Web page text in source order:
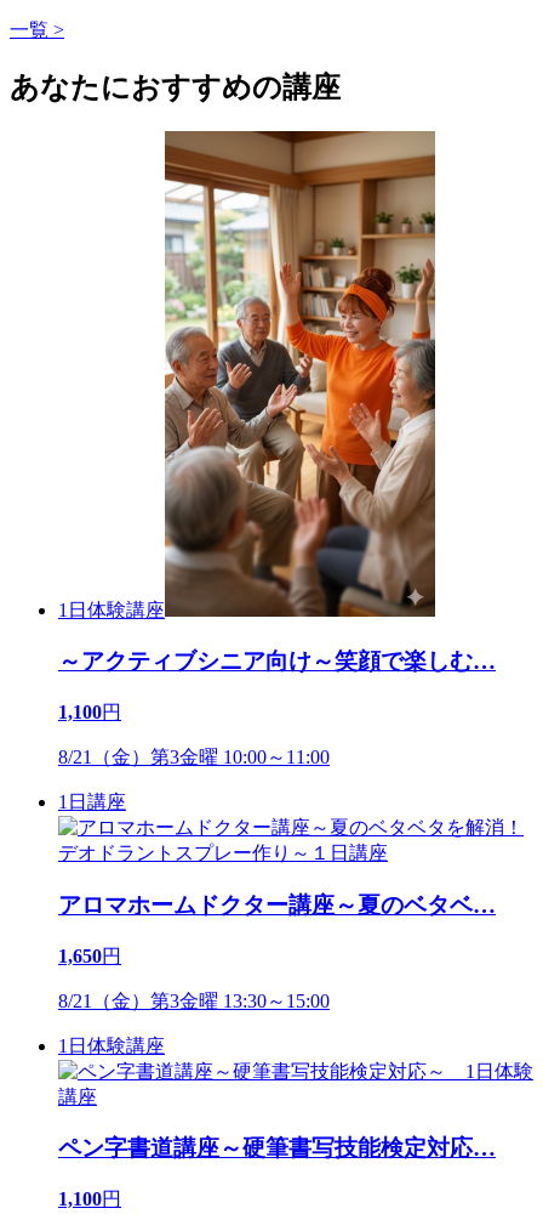
一覧 >
あなたにおすすめの講座
1日体験講座
～アクティブシニア向け～笑顔で楽しむ…
1,100円
8/21（金）第3金曜 10:00～11:00
1日講座
アロマホームドクター講座～夏のベタベ…
1,650円
8/21（金）第3金曜 13:30～15:00
1日体験講座
ペン字書道講座～硬筆書写技能検定対応…
1,100円